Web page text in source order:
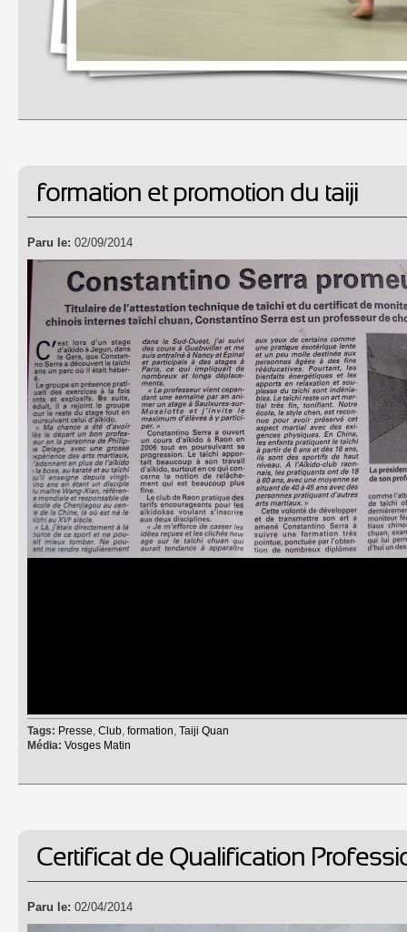
formation et promotion du taiji
Paru le: 02/09/2014
Tags: Presse, Club, formation, Taiji Quan
Média: Vosges Matin
Certificat de Qualification
Paru le: 02/04/2014